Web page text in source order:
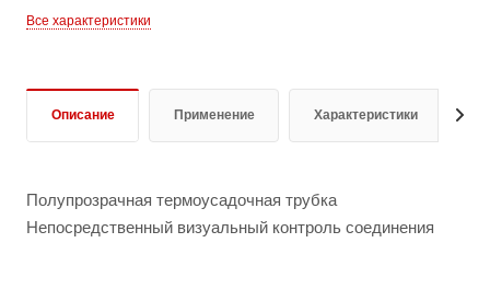
Все характеристики
Описание Применение Характеристики
Полупрозрачная термоусадочная трубка
Непосредственный визуальный контроль соединения